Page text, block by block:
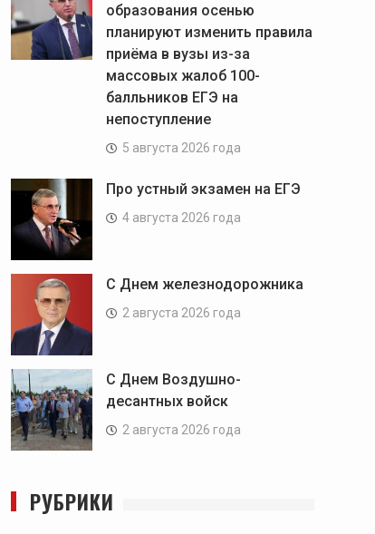
образования осенью
планируют изменить правила
приёма в вузы из-за
массовых жалоб 100-
балльников ЕГЭ на
непоступление
5 августа 2026 года
Про устный экзамен на ЕГЭ
4 августа 2026 года
С Днем железнодорожника
2 августа 2026 года
С Днем Воздушно-
десантных войск
2 августа 2026 года
РУБРИКИ